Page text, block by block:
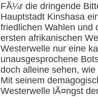
FÃ¼r die dringende
Hauptstadt Kinshasa
friedlichen Wahlen
ersten afrikanischen
Westerwelle nur eine
unausgesprochene
doch alleine sehen,
Mit seinem
Westerwelle lÃ¤ngst